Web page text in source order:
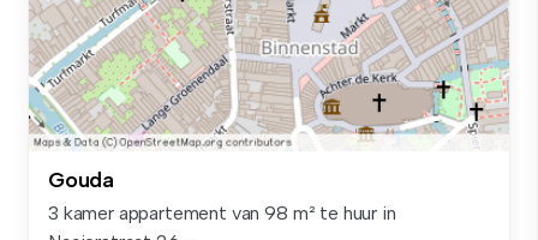
Gouda
3 kamer appartement van 98 m² te huur in